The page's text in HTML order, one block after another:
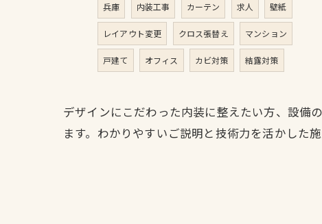
兵庫 内装工事 カーテン 求人 壁紙
レイアウト変更 クロス張替え マンション
戸建て オフィス カビ対策 結露対策
デザインにこだわった内装に整えたい方、設備
ます。わかりやすいご説明と技術力を活かした